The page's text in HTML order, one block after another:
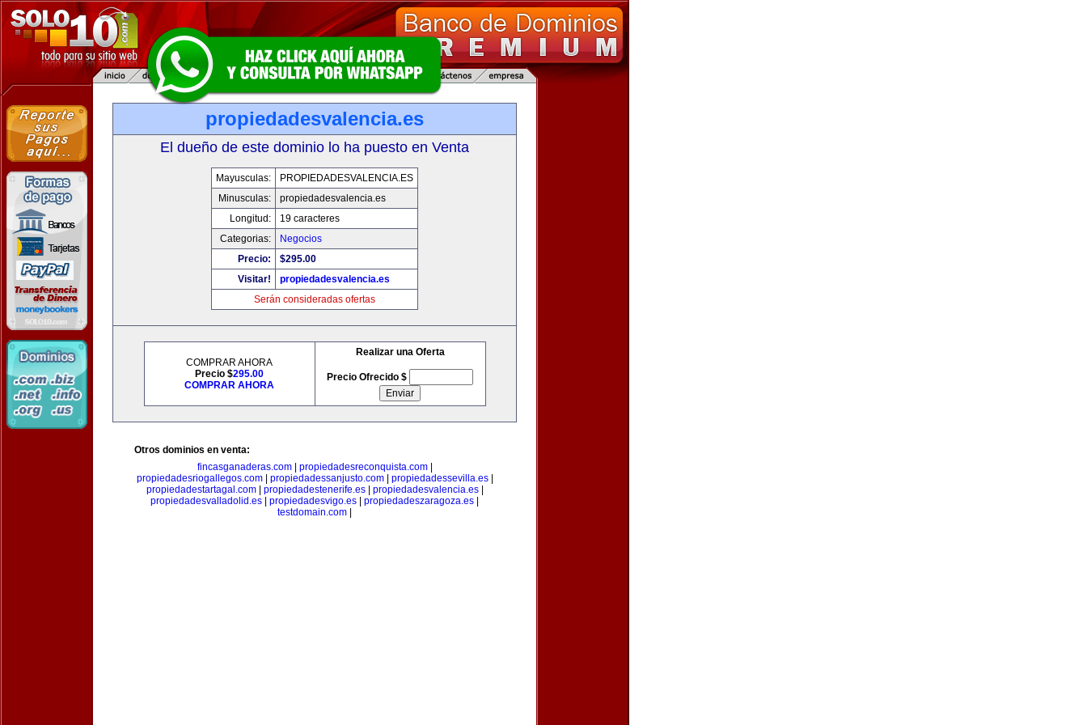
propiedadesvalencia.es
El dueño de este dominio lo ha puesto en Venta
Mayusculas:
PROPIEDADESVALENCIA.ES
Minusculas:
propiedadesvalencia.es
Longitud:
19 caracteres
Categorias:
Negocios
Precio:
$295.00
Visitar!
propiedadesvalencia.es
Serán consideradas ofertas
COMPRAR AHORA
Precio $295.00
COMPRAR AHORA
Realizar una Oferta
Precio Ofrecido $
Otros dominios en venta:
fincasganaderas.com| propiedadesreconquista.com|
propiedadesriogallegos.com| propiedadessanjusto.com| propiedadessevilla.es|
propiedadestartagal.com| propiedadestenerife.es| propiedadesvalencia.es|
propiedadesvalladolid.es
propiedadesvigo.es propiedadeszaragoza.es
testdomain.com